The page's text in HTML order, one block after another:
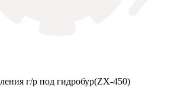
г/р под гидробур(ZX-450)